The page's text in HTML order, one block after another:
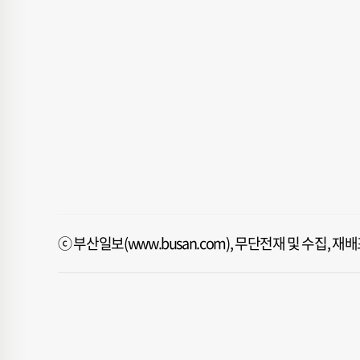
ⓒ 부산일보(www.busan.com), 무단전재 및 수집, 재